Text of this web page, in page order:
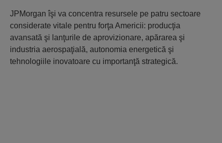
JPMorgan îşi va concentra resursele pe patru sectoare
considerate vitale pentru forţa Americii: producţia
avansată şi lanţurile de aprovizionare, apărarea şi
industria aerospaţială, autonomia energetică şi
tehnologiile inovatoare cu importanţă strategică.